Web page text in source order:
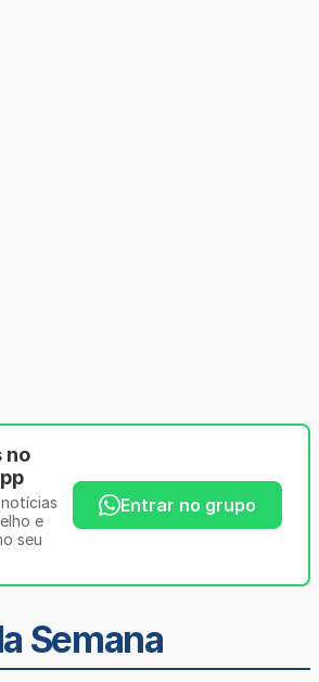
no
e
seu
Entrar no grupo
Semana